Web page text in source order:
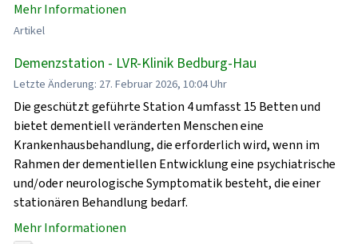
Mehr Informationen
Artikel
Demenzstation - LVR-Klinik Bedburg-Hau
Letzte Änderung: 27. Februar 2026, 10:04 Uhr
Die geschützt geführte Station 4 umfasst 15 Betten und
bietet dementiell veränderten Menschen eine
Krankenhausbehandlung, die erforderlich wird, wenn im
Rahmen der dementiellen Entwicklung eine psychiatrische
und/oder neurologische Symptomatik besteht, die einer
stationären Behandlung bedarf.
Mehr Informationen